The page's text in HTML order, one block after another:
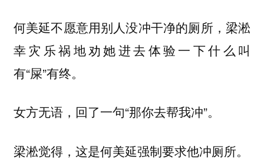
何美延不愿意用别人没冲干净的厕所，梁淞
幸灾乐祸地劝她进去体验一下什么叫
有“屎”有终。
女方无语，回了一句“那你去帮我冲”。
梁淞觉得，这是何美延强制要求他冲厕所。